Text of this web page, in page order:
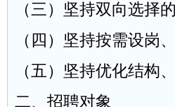
（三）坚持双向选择
（四）坚持按需设岗
（五）坚持优化结构
二、招聘对象